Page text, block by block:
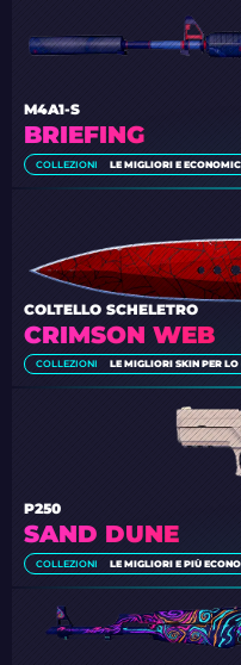
BRIEFING
M4A1-S
COLLEZIONI LE MIGLIORI E
CRIMSON WEB
COLTELLO SCHELETRO
COLLEZIONI LE MIGLIORI SKIN PER
SAND DUNE
P250
COLLEZIONI LE MIGLIORI E PIÙ